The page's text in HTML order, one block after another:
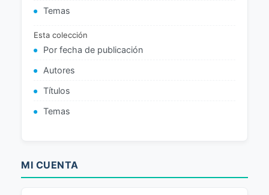
Temas
Esta colección
Por fecha de publicación
Autores
Títulos
Temas
MI CUENTA